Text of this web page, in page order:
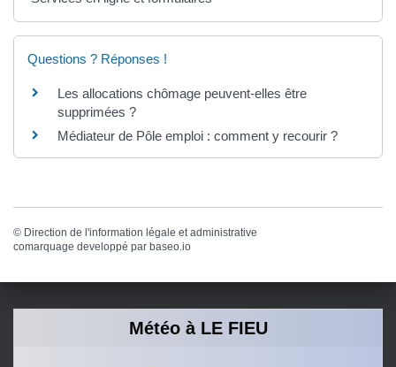
Questions ? Réponses !
Les allocations chômage peuvent-elles être
supprimées ?
Médiateur de Pôle emploi : comment y recourir ?
© Direction de l'information légale et administrative
comarquage developpé par baseo.io
Météo à LE FIEU